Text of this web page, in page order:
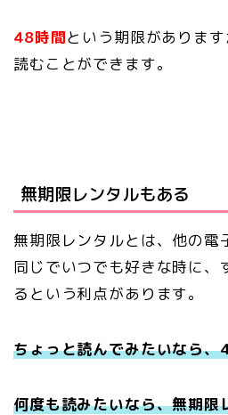
48時間という期限がありま
読むことができます。
無期限レンタルもある
無期限レンタルとは、他の電
同じでいつでも好きな時に、
るという利点があります。
ちょっと読んでみたいなら
何度も読みたいなら、無期限